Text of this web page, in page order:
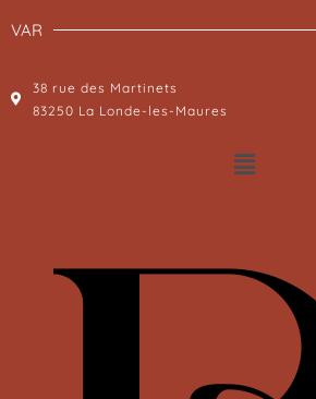
VAR
38 rue des Martinets
83250 La Londe-les-Maures